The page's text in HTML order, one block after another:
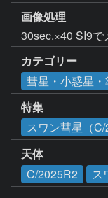
画像処理
カテゴリー
彗星・小惑星・
特集
スワン彗星（C/
天体
C/2025R2
ス